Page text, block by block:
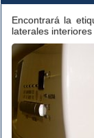
Encontrará la
laterales